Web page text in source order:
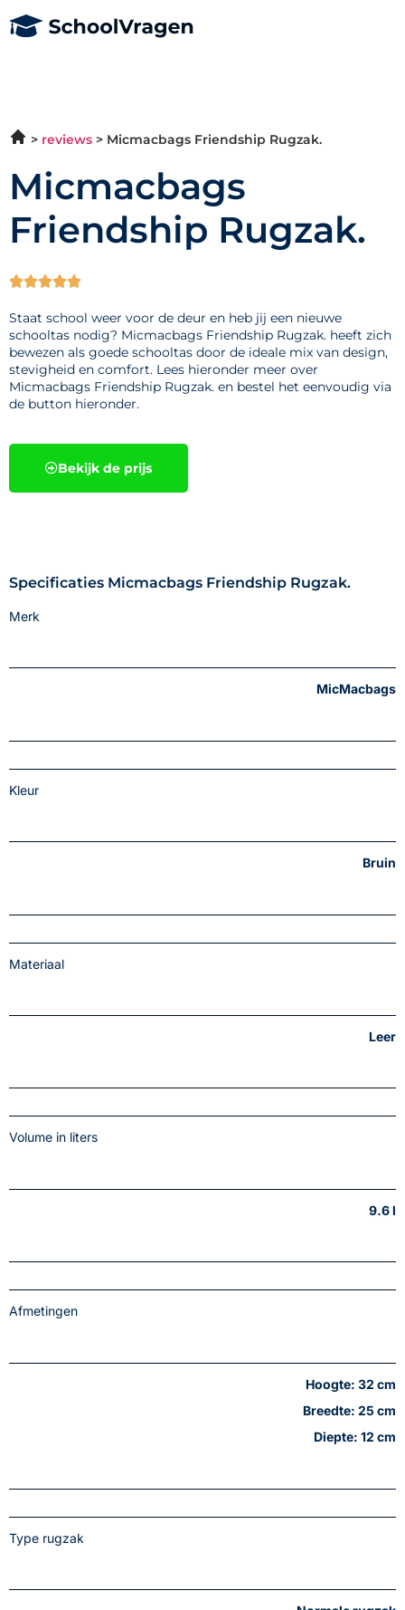
reviews Micmacbags Friendship Rugzak.
Micmacbags
Friendship Rugzak.

Staat school weer voor de deur en heb jij een nieuwe
schooltas nodig? Micmacbags Friendship Rugzak. heeft zich
bewezen als goede schooltas door de ideale mix van design,
stevigheid en comfort. Lees hieronder meer over
Micmacbags Friendship Rugzak. en bestel het eenvoudig via
de button hieronder.
Bekijk de prijs
Specificaties Micmacbags Friendship Rugzak.
Merk
MicMacbags
Kleur
Bruin
Materiaal
Leer
Volume in liters
9.6 l
Afmetingen
Hoogte: 32 cm
Breedte: 25 cm
Diepte: 12 cm
Type rugzak